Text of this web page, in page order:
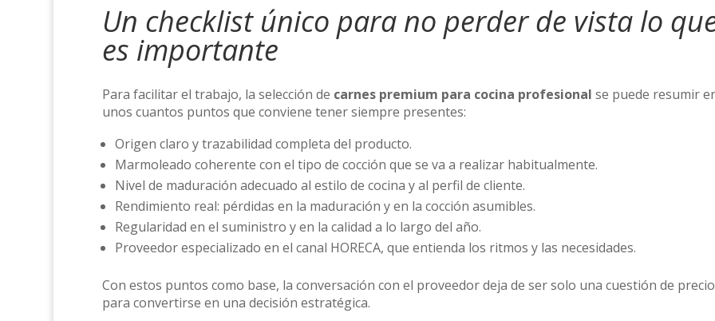
Un checklist único para no perder de vista lo
es importante
Para facilitar el trabajo, la selección de carnes premium para cocina profesional se puede resumir
unos cuantos puntos que conviene tener siempre presentes:
Origen claro y trazabilidad completa del producto.
Marmoleado coherente con el tipo de cocción que se va a realizar habitualmente.
Nivel de maduración adecuado al estilo de cocina y al perfil de cliente.
Rendimiento real: pérdidas en la maduración y en la cocción asumibles.
Regularidad en el suministro y en la calidad a lo largo del año.
Proveedor especializado en el canal HORECA, que entienda los ritmos y las necesidades.
Con estos puntos como base, la conversación con el proveedor deja de ser solo una cuestión de precio
para convertirse en una decisión estratégica.